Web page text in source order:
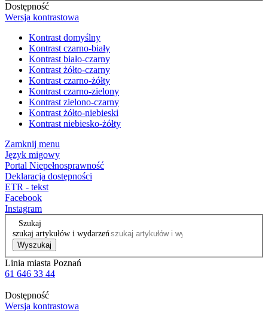
Dostępność
Wersja kontrastowa
Kontrast domyślny
Kontrast czarno-biały
Kontrast biało-czarny
Kontrast żółto-czarny
Kontrast czarno-żółty
Kontrast czarno-zielony
Kontrast zielono-czarny
Kontrast żółto-niebieski
Kontrast niebiesko-żółty
Zamknij menu
Język migowy
Portal Niepełnosprawność
Deklaracja dostępności
ETR - tekst
Facebook
Instagram
Szukaj
szukaj artykułów i wydarzeń
Wyszukaj
Linia miasta Poznań
61 646 33 44
Dostępność
Wersja kontrastowa